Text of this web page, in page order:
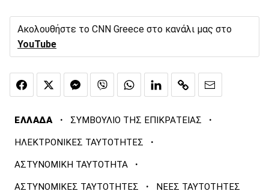
Ακολουθήστε το CNN Greece στο κανάλι μας στο
YouTube
ΕΛΛΑΔΑ · ΣΥΜΒΟΥΛΙΟ ΤΗΣ ΕΠΙΚΡΑΤΕΙΑΣ ·
ΗΛΕΚΤΡΟΝΙΚΕΣ ΤΑΥΤΟΤΗΤΕΣ ·
ΑΣΤΥΝΟΜΙΚΗ ΤΑΥΤΟΤΗΤΑ ·
ΑΣΤΥΝΟΜΙΚΕΣ ΤΑΥΤΟΤΗΤΕΣ · ΝΕΕΣ ΤΑΥΤΟΤΗΤΕΣ